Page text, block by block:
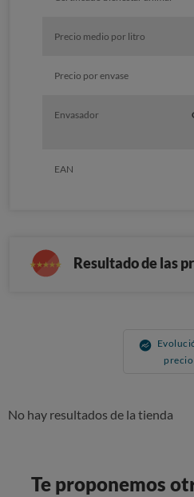
Precio medio por litro
Precio por envase
Envasador
EAN
Resultado de las
precio
No hay resultados de la tienda
Te proponemos